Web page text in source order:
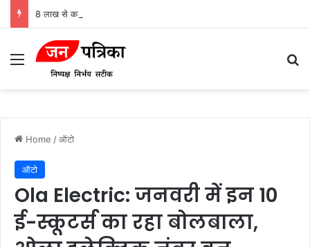
Menu
Home /ऑटो
ऑटो
Ola Electric: जनवरी में इन 10
ई-स्कूटर्स का रहा बोलबाला,